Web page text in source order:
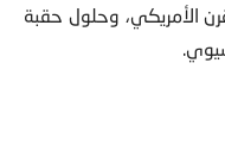
الأمريكي، وحلول حقبة